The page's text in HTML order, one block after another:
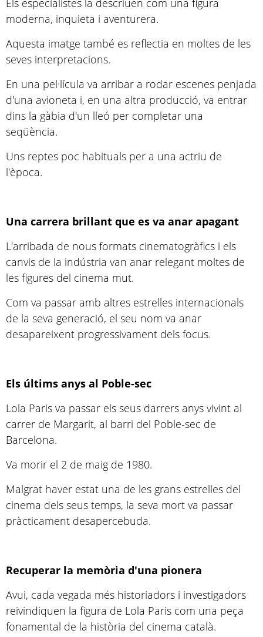
Els especialistes la descriuen com una figura
moderna, inquieta i aventurera.
Aquesta imatge també es reflectia en moltes de les
seves interpretacions.
En una pel·lícula va arribar a rodar escenes penjada
d'una avioneta i, en una altra producció, va entrar
dins la gàbia d'un lleó per completar una
seqüència.
Uns reptes poc habituals per a una actriu de
l'època.
Una carrera brillant que es va anar apagant
L'arribada de nous formats cinematogràfics i els
canvis de la indústria van anar relegant moltes de
les figures del cinema mut.
Com va passar amb altres estrelles internacionals
de la seva generació, el seu nom va anar
desapareixent progressivament dels focus.
Els últims anys al Poble-sec
Lola Paris va passar els seus darrers anys vivint al
carrer de Margarit, al barri del Poble-sec de
Barcelona.
Va morir el 2 de maig de 1980.
Malgrat haver estat una de les grans estrelles del
cinema dels seus temps, la seva mort va passar
pràcticament desapercebuda.
Recuperar la memòria d'una pionera
Avui, cada vegada més historiadors i investigadors
reivindiquen la figura de Lola Paris com una peça
fonamental de la història del cinema català.